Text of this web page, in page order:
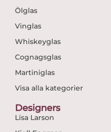
Ölglas
Vinglas
Whiskeyglas
Cognagsglas
Martiniglas
Visa alla kategorier
Designers
Lisa Larson